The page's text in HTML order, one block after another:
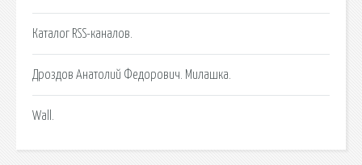
Каталог RSS-каналов.
Дроздов Анатолий Федорович. Милашка.
Wall.